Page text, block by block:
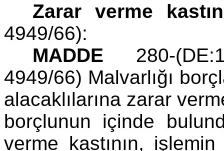
Zarar verme
4949/66):
MADDE 280-
4949/66) Malvarlığı
alacaklılarına zarar
borçlunun içinde
verme kastının,